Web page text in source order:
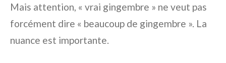
Mais attention, « vrai gingembre » ne veut pas
forcément dire « beaucoup de gingembre ». La
nuance est importante.